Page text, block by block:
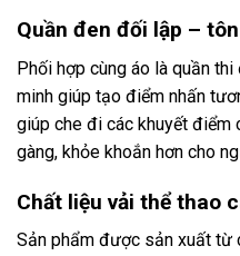
Quần đen đối lập –
Phối hợp cùng áo là quần
minh giúp tạo điểm nhấn
giúp che đi các khuyết điểm
gàng, khỏe khoắn hơn cho
Chất liệu vải thể thao
Sản phẩm được sản xuất từ